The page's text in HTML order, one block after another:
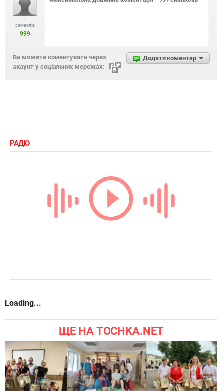
символів
999
Додати коментар
Ви можете коментувати через
акаунт у соціальних мережах:
РАДІО
Loading...
ЩЕ НА TOCHKA.NET